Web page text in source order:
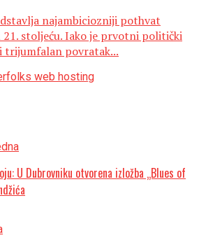
najambiciozniji pothvat
21. stoljeću. Iako je prvotni politički
trijumfalan povratak...
U Dubrovniku otvorena izložba „Blues of